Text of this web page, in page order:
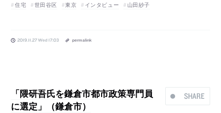
住宅 世田谷区 東京 インタビュー 山田紗子
2019.11.27 Wed 17:03 permalink
SHARE
「隈研吾氏を鎌倉市都市政策専門員
に選定」（鎌倉市）